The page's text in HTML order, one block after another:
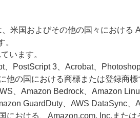
米国およびその他の国々における
。
います。
PostScript 3、Acrobat、
の国における商標または登録商標
、Amazon Bedrock、Amazon
GuardDuty、AWS DataSync
おける、Amazon.com, Inc.または